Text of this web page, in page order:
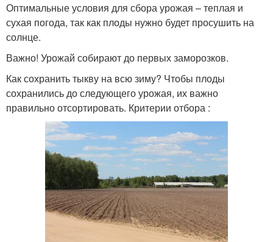
Оптимальные условия для сбора урожая – теплая и
сухая погода, так как плоды нужно будет просушить на
солнце.
Важно! Урожай собирают до первых заморозков.
Как сохранить тыкву на всю зиму? Чтобы плоды
сохранились до следующего урожая, их важно
правильно отсортировать. Критерии отбора :